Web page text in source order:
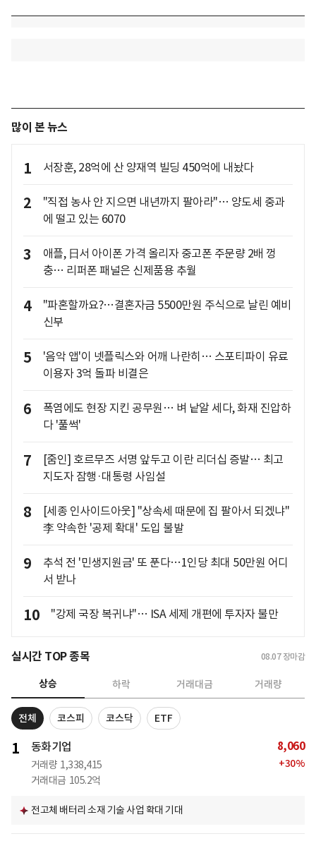
많이 본 뉴스
1 서장훈, 28억에 산 양재역 빌딩 450억에 내놨다
2
"직접 농사 안 지으면 내년까지 팔아라"… 양도세 중과
에 떨고 있는 6070
3
애플, 日서 아이폰 가격 올리자 중고폰 주문량 2배 껑
충… 리퍼폰 패널은 신제품용 추월
4
"파혼할까요?…결혼자금 5500만원 주식으로 날린 예비
신부
5
'음악 앱'이 넷플릭스와 어깨 나란히… 스포티파이 유료
이용자 3억 돌파 비결은
6
폭염에도 현장 지킨 공무원… 벼 낱알 세다, 화재 진압하
다 '풀썩'
7
[줌인] 호르무즈 서명 앞두고 이란 리더십 증발… 최고
지도자 잠행·대통령 사임설
8
[세종 인사이드아웃] "상속세 때문에 집 팔아서 되겠냐"
李 약속한 '공제 확대' 도입 불발
9
추석 전 '민생지원금' 또 푼다…1인당 최대 50만원 어디
서 받나
10 "강제 국장 복귀냐"… ISA 세제 개편에 투자자 불만
실시간 TOP 종목 08.07 장마감
상승 하락 거래대금 거래량
전체 코스피 코스닥 ETF
1 동화기업
거래량 1,338,415
거래대금 105.2억
8,060
+30%
전고체 배터리 소재 기술 사업 확대 기대